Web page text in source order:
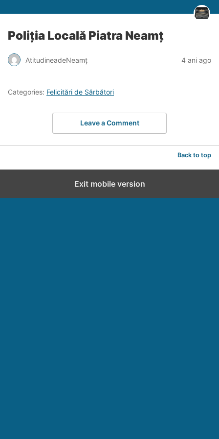
Poliția Locală Piatra Neamț
AtitudineadeNeamț 4 ani ago
Categories: Felicitări de Sărbători
Leave a Comment
Back to top
Exit mobile version